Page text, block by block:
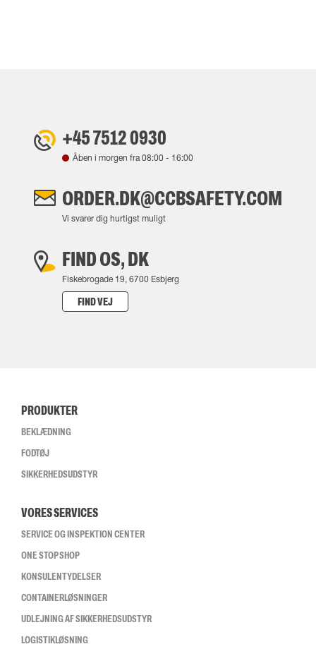
+45 7512 0930
Åben i morgen fra08:00 - 16:00
ORDER.DK@CCBSAFETY.COM
Vi svarer dig hurtigst muligt
FIND OS, DK
Fiskebrogade 19, 6700 Esbjerg
FIND VEJ
PRODUKTER
BEKLÆDNING
FODTØJ
SIKKERHEDSUDSTYR
VORES SERVICES
SERVICE OG INSPEKTION CENTER
ONE STOP SHOP
KONSULENTYDELSER
CONTAINERLØSNINGER
UDLEJNING AF SIKKERHEDSUDSTYR
LOGISTIKLØSNING